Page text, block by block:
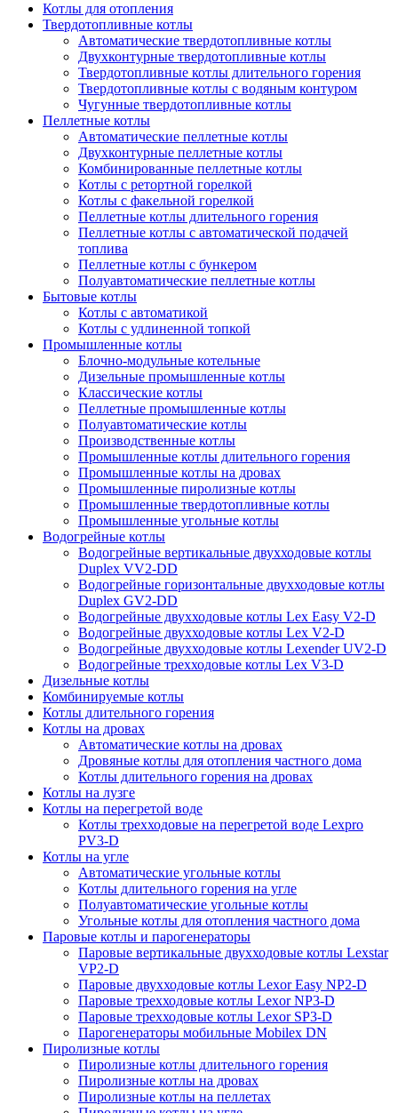
Котлы для отопления
Твердотопливные котлы
Автоматические твердотопливные котлы
Двухконтурные твердотопливные котлы
Твердотопливные котлы длительного горения
Твердотопливные котлы с водяным контуром
Чугунные твердотопливные котлы
Пеллетные котлы
Автоматические пеллетные котлы
Двухконтурные пеллетные котлы
Комбинированные пеллетные котлы
Котлы с ретортной горелкой
Котлы с факельной горелкой
Пеллетные котлы длительного горения
Пеллетные котлы с автоматической подачей
топлива
Пеллетные котлы с бункером
Полуавтоматические пеллетные котлы
Бытовые котлы
Котлы с автоматикой
Котлы с удлиненной топкой
Промышленные котлы
Блочно-модульные котельные
Дизельные промышленные котлы
Классические котлы
Пеллетные промышленные котлы
Полуавтоматические котлы
Производственные котлы
Промышленные котлы длительного горения
Промышленные котлы на дровах
Промышленные пиролизные котлы
Промышленные твердотопливные котлы
Промышленные угольные котлы
Водогрейные котлы
Водогрейные вертикальные двухходовые котлы
Duplex VV2-DD
Водогрейные горизонтальные двухходовые котлы
Duplex GV2-DD
Водогрейные двухходовые котлы Lex Easy V2-D
Водогрейные двухходовые котлы Lex V2-D
Водогрейные двухходовые котлы Lexender UV2-D
Водогрейные трехходовые котлы Lex V3-D
Дизельные котлы
Комбинируемые котлы
Котлы длительного горения
Котлы на дровах
Автоматические котлы на дровах
Дровяные котлы для отопления частного дома
Котлы длительного горения на дровах
Котлы на лузге
Котлы на перегретой воде
Котлы трехходовые на перегретой воде Lexpro
PV3-D
Котлы на угле
Автоматические угольные котлы
Котлы длительного горения на угле
Полуавтоматические угольные котлы
Угольные котлы для отопления частного дома
Паровые котлы и парогенераторы
Паровые вертикальные двухходовые котлы Lexstar
VP2-D
Паровые двухходовые котлы Lexor Easy NP2-D
Паровые трехходовые котлы Lexor NP3-D
Паровые трехходовые котлы Lexor SP3-D
Парогенераторы мобильные Mobilex DN
Пиролизные котлы
Пиролизные котлы длительного горения
Пиролизные котлы на дровах
Пиролизные котлы на пеллетах